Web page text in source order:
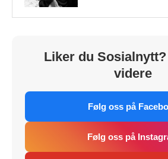
Liker du
videre
Følg oss på
Følg oss på